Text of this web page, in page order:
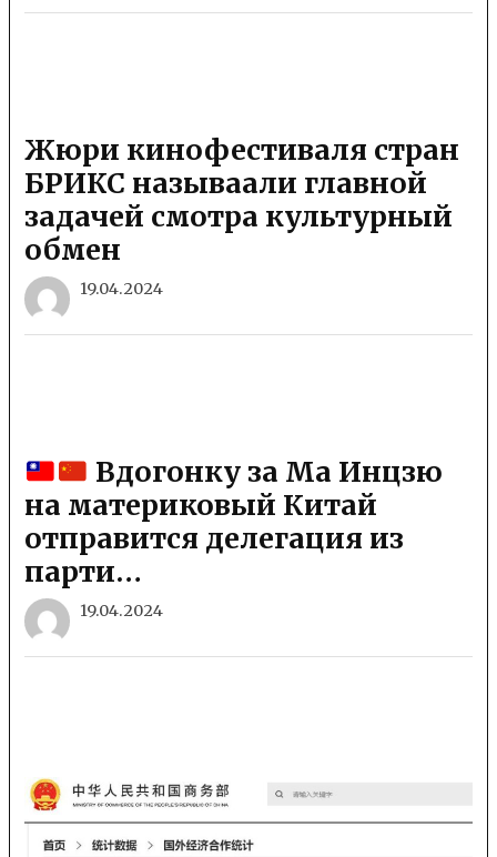
Жюри кинофестиваля стран
БРИКС называали главной
задачей смотра культурный
обмен
19.04.2024
Вдогонку за Ма Инцзю
на материковый Китай
отправится делегация из
парти…
19.04.2024